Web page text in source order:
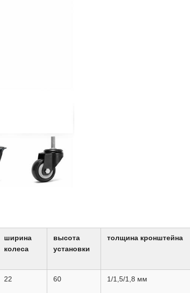
ширина
колеса
высота
установки
толщина кронштейна
22 60 1/1,5/1,8 мм